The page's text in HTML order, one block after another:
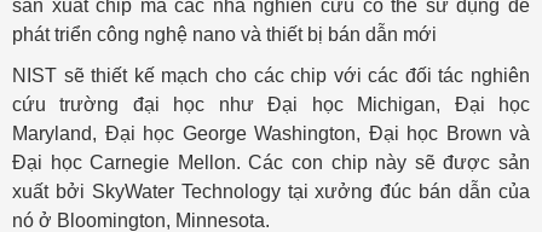
sản xuất chip mà các nhà nghiên cứu có thể sử dụng để
phát triển công nghệ nano và thiết bị bán dẫn mới
NIST sẽ thiết kế mạch cho các chip với các đối tác nghiên
cứu trường đại học như Đại học Michigan, Đại học
Maryland, Đại học George Washington, Đại học Brown và
Đại học Carnegie Mellon. Các con chip này sẽ được sản
xuất bởi SkyWater Technology tại xưởng đúc bán dẫn của
nó ở Bloomington, Minnesota.